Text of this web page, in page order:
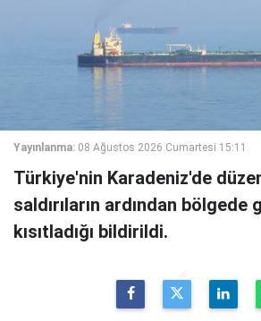
Yayınlanma: 08 Ağustos 2026 Cumartesi 15:11
Türkiye'nin Karadeniz'de
saldırıların ardından
kısıtladığı bildirildi.